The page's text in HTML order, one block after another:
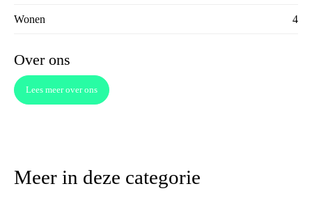
Wonen 4
Over ons
Lees meer over ons
Meer in deze categorie